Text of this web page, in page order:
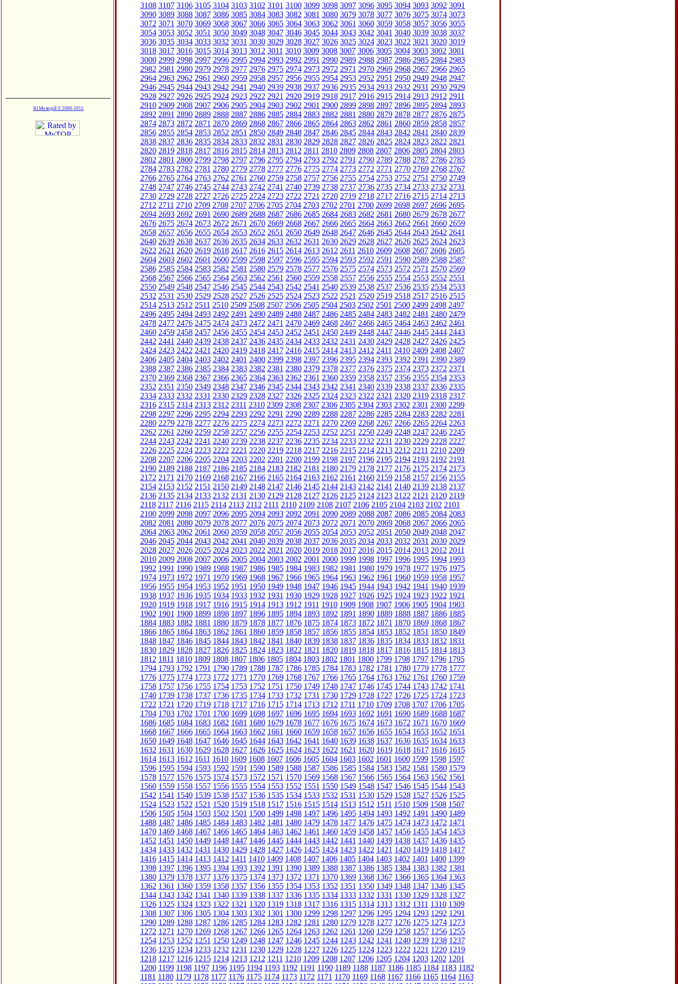
Ю.Молодій © 2000-2015
3108 3107 3106 3105 3104 3103 3102 3101 3100 3099 3098 3097 3096 3095 3094 3093 3092 3091
3090 3089 3088 3087 3086 3085 3084 3083 3082 3081 3080 3079 3078 3077 3076 3075 3074 3073
3072 3071 3070 3069 3068 3067 3066 3065 3064 3063 3062 3061 3060 3059 3058 3057 3056 3055
3054 3053 3052 3051 3050 3049 3048 3047 3046 3045 3044 3043 3042 3041 3040 3039 3038 3037
3036 3035 3034 3033 3032 3031 3030 3029 3028 3027 3026 3025 3024 3023 3022 3021 3020 3019
3018 3017 3016 3015 3014 3013 3012 3011 3010 3009 3008 3007 3006 3005 3004 3003 3002 3001
3000 2999 2998 2997 2996 2995 2994 2993 2992 2991 2990 2989 2988 2987 2986 2985 2984 2983
2982 2981 2980 2979 2978 2977 2976 2975 2974 2973 2972 2971 2970 2969 2968 2967 2966 2965
2964 2963 2962 2961 2960 2959 2958 2957 2956 2955 2954 2953 2952 2951 2950 2949 2948 2947
2946 2945 2944 2943 2942 2941 2940 2939 2938 2937 2936 2935 2934 2933 2932 2931 2930 2929
2928 2927 2926 2925 2924 2923 2922 2921 2920 2919 2918 2917 2916 2915 2914 2913 2912 2911
2910 2909 2908 2907 2906 2905 2904 2903 2902 2901 2900 2899 2898 2897 2896 2895 2894 2893
2892 2891 2890 2889 2888 2887 2886 2885 2884 2883 2882 2881 2880 2879 2878 2877 2876 2875
2874 2873 2872 2871 2870 2869 2868 2867 2866 2865 2864 2863 2862 2861 2860 2859 2858 2857
2856 2855 2854 2853 2852 2851 2850 2849 2848 2847 2846 2845 2844 2843 2842 2841 2840 2839
2838 2837 2836 2835 2834 2833 2832 2831 2830 2829 2828 2827 2826 2825 2824 2823 2822 2821
2820 2819 2818 2817 2816 2815 2814 2813 2812 2811 2810 2809 2808 2807 2806 2805 2804 2803
2802 2801 2800 2799 2798 2797 2796 2795 2794 2793 2792 2791 2790 2789 2788 2787 2786 2785
2784 2783 2782 2781 2780 2779 2778 2777 2776 2775 2774 2773 2772 2771 2770 2769 2768 2767
2766 2765 2764 2763 2762 2761 2760 2759 2758 2757 2756 2755 2754 2753 2752 2751 2750 2749
2748 2747 2746 2745 2744 2743 2742 2741 2740 2739 2738 2737 2736 2735 2734 2733 2732 2731
2730 2729 2728 2727 2726 2725 2724 2723 2722 2721 2720 2719 2718 2717 2716 2715 2714 2713
2712 2711 2710 2709 2708 2707 2706 2705 2704 2703 2702 2701 2700 2699 2698 2697 2696 2695
2694 2693 2692 2691 2690 2689 2688 2687 2686 2685 2684 2683 2682 2681 2680 2679 2678 2677
2676 2675 2674 2673 2672 2671 2670 2669 2668 2667 2666 2665 2664 2663 2662 2661 2660 2659
2658 2657 2656 2655 2654 2653 2652 2651 2650 2649 2648 2647 2646 2645 2644 2643 2642 2641
2640 2639 2638 2637 2636 2635 2634 2633 2632 2631 2630 2629 2628 2627 2626 2625 2624 2623
2622 2621 2620 2619 2618 2617 2616 2615 2614 2613 2612 2611 2610 2609 2608 2607 2606 2605
2604 2603 2602 2601 2600 2599 2598 2597 2596 2595 2594 2593 2592 2591 2590 2589 2588 2587
2586 2585 2584 2583 2582 2581 2580 2579 2578 2577 2576 2575 2574 2573 2572 2571 2570 2569
2568 2567 2566 2565 2564 2563 2562 2561 2560 2559 2558 2557 2556 2555 2554 2553 2552 2551
2550 2549 2548 2547 2546 2545 2544 2543 2542 2541 2540 2539 2538 2537 2536 2535 2534 2533
2532 2531 2530 2529 2528 2527 2526 2525 2524 2523 2522 2521 2520 2519 2518 2517 2516 2515
2514 2513 2512 2511 2510 2509 2508 2507 2506 2505 2504 2503 2502 2501 2500 2499 2498 2497
2496 2495 2494 2493 2492 2491 2490 2489 2488 2487 2486 2485 2484 2483 2482 2481 2480 2479
2478 2477 2476 2475 2474 2473 2472 2471 2470 2469 2468 2467 2466 2465 2464 2463 2462 2461
2460 2459 2458 2457 2456 2455 2454 2453 2452 2451 2450 2449 2448 2447 2446 2445 2444 2443
2442 2441 2440 2439 2438 2437 2436 2435 2434 2433 2432 2431 2430 2429 2428 2427 2426 2425
2424 2423 2422 2421 2420 2419 2418 2417 2416 2415 2414 2413 2412 2411 2410 2409 2408 2407
2406 2405 2404 2403 2402 2401 2400 2399 2398 2397 2396 2395 2394 2393 2392 2391 2390 2389
2388 2387 2386 2385 2384 2383 2382 2381 2380 2379 2378 2377 2376 2375 2374 2373 2372 2371
2370 2369 2368 2367 2366 2365 2364 2363 2362 2361 2360 2359 2358 2357 2356 2355 2354 2353
2352 2351 2350 2349 2348 2347 2346 2345 2344 2343 2342 2341 2340 2339 2338 2337 2336 2335
2334 2333 2332 2331 2330 2329 2328 2327 2326 2325 2324 2323 2322 2321 2320 2319 2318 2317
2316 2315 2314 2313 2312 2311 2310 2309 2308 2307 2306 2305 2304 2303 2302 2301 2300 2299
2298 2297 2296 2295 2294 2293 2292 2291 2290 2289 2288 2287 2286 2285 2284 2283 2282 2281
2280 2279 2278 2277 2276 2275 2274 2273 2272 2271 2270 2269 2268 2267 2266 2265 2264 2263
2262 2261 2260 2259 2258 2257 2256 2255 2254 2253 2252 2251 2250 2249 2248 2247 2246 2245
2244 2243 2242 2241 2240 2239 2238 2237 2236 2235 2234 2233 2232 2231 2230 2229 2228 2227
2226 2225 2224 2223 2222 2221 2220 2219 2218 2217 2216 2215 2214 2213 2212 2211 2210 2209
2208 2207 2206 2205 2204 2203 2202 2201 2200 2199 2198 2197 2196 2195 2194 2193 2192 2191
2190 2189 2188 2187 2186 2185 2184 2183 2182 2181 2180 2179 2178 2177 2176 2175 2174 2173
2172 2171 2170 2169 2168 2167 2166 2165 2164 2163 2162 2161 2160 2159 2158 2157 2156 2155
2154 2153 2152 2151 2150 2149 2148 2147 2146 2145 2144 2143 2142 2141 2140 2139 2138 2137
2136 2135 2134 2133 2132 2131 2130 2129 2128 2127 2126 2125 2124 2123 2122 2121 2120 2119
2118 2117 2116 2115 2114 2113 2112 2111 2110 2109 2108 2107 2106 2105 2104 2103 2102 2101
2100 2099 2098 2097 2096 2095 2094 2093 2092 2091 2090 2089 2088 2087 2086 2085 2084 2083
2082 2081 2080 2079 2078 2077 2076 2075 2074 2073 2072 2071 2070 2069 2068 2067 2066 2065
2064 2063 2062 2061 2060 2059 2058 2057 2056 2055 2054 2053 2052 2051 2050 2049 2048 2047
2046 2045 2044 2043 2042 2041 2040 2039 2038 2037 2036 2035 2034 2033 2032 2031 2030 2029
2028 2027 2026 2025 2024 2023 2022 2021 2020 2019 2018 2017 2016 2015 2014 2013 2012 2011
2010 2009 2008 2007 2006 2005 2004 2003 2002 2001 2000 1999 1998 1997 1996 1995 1994 1993
1992 1991 1990 1989 1988 1987 1986 1985 1984 1983 1982 1981 1980 1979 1978 1977 1976 1975
1974 1973 1972 1971 1970 1969 1968 1967 1966 1965 1964 1963 1962 1961 1960 1959 1958 1957
1956 1955 1954 1953 1952 1951 1950 1949 1948 1947 1946 1945 1944 1943 1942 1941 1940 1939
1938 1937 1936 1935 1934 1933 1932 1931 1930 1929 1928 1927 1926 1925 1924 1923 1922 1921
1920 1919 1918 1917 1916 1915 1914 1913 1912 1911 1910 1909 1908 1907 1906 1905 1904 1903
1902 1901 1900 1899 1898 1897 1896 1895 1894 1893 1892 1891 1890 1889 1888 1887 1886 1885
1884 1883 1882 1881 1880 1879 1878 1877 1876 1875 1874 1873 1872 1871 1870 1869 1868 1867
1866 1865 1864 1863 1862 1861 1860 1859 1858 1857 1856 1855 1854 1853 1852 1851 1850 1849
1848 1847 1846 1845 1844 1843 1842 1841 1840 1839 1838 1837 1836 1835 1834 1833 1832 1831
1830 1829 1828 1827 1826 1825 1824 1823 1822 1821 1820 1819 1818 1817 1816 1815 1814 1813
1812 1811 1810 1809 1808 1807 1806 1805 1804 1803 1802 1801 1800 1799 1798 1797 1796 1795
1794 1793 1792 1791 1790 1789 1788 1787 1786 1785 1784 1783 1782 1781 1780 1779 1778 1777
1776 1775 1774 1773 1772 1771 1770 1769 1768 1767 1766 1765 1764 1763 1762 1761 1760 1759
1758 1757 1756 1755 1754 1753 1752 1751 1750 1749 1748 1747 1746 1745 1744 1743 1742 1741
1740 1739 1738 1737 1736 1735 1734 1733 1732 1731 1730 1729 1728 1727 1726 1725 1724 1723
1722 1721 1720 1719 1718 1717 1716 1715 1714 1713 1712 1711 1710 1709 1708 1707 1706 1705
1704 1703 1702 1701 1700 1699 1698 1697 1696 1695 1694 1693 1692 1691 1690 1689 1688 1687
1686 1685 1684 1683 1682 1681 1680 1679 1678 1677 1676 1675 1674 1673 1672 1671 1670 1669
1668 1667 1666 1665 1664 1663 1662 1661 1660 1659 1658 1657 1656 1655 1654 1653 1652 1651
1650 1649 1648 1647 1646 1645 1644 1643 1642 1641 1640 1639 1638 1637 1636 1635 1634 1633
1632 1631 1630 1629 1628 1627 1626 1625 1624 1623 1622 1621 1620 1619 1618 1617 1616 1615
1614 1613 1612 1611 1610 1609 1608 1607 1606 1605 1604 1603 1602 1601 1600 1599 1598 1597
1596 1595 1594 1593 1592 1591 1590 1589 1588 1587 1586 1585 1584 1583 1582 1581 1580 1579
1578 1577 1576 1575 1574 1573 1572 1571 1570 1569 1568 1567 1566 1565 1564 1563 1562 1561
1560 1559 1558 1557 1556 1555 1554 1553 1552 1551 1550 1549 1548 1547 1546 1545 1544 1543
1542 1541 1540 1539 1538 1537 1536 1535 1534 1533 1532 1531 1530 1529 1528 1527 1526 1525
1524 1523 1522 1521 1520 1519 1518 1517 1516 1515 1514 1513 1512 1511 1510 1509 1508 1507
1506 1505 1504 1503 1502 1501 1500 1499 1498 1497 1496 1495 1494 1493 1492 1491 1490 1489
1488 1487 1486 1485 1484 1483 1482 1481 1480 1479 1478 1477 1476 1475 1474 1473 1472 1471
1470 1469 1468 1467 1466 1465 1464 1463 1462 1461 1460 1459 1458 1457 1456 1455 1454 1453
1452 1451 1450 1449 1448 1447 1446 1445 1444 1443 1442 1441 1440 1439 1438 1437 1436 1435
1434 1433 1432 1431 1430 1429 1428 1427 1426 1425 1424 1423 1422 1421 1420 1419 1418 1417
1416 1415 1414 1413 1412 1411 1410 1409 1408 1407 1406 1405 1404 1403 1402 1401 1400 1399
1398 1397 1396 1395 1394 1393 1392 1391 1390 1389 1388 1387 1386 1385 1384 1383 1382 1381
1380 1379 1378 1377 1376 1375 1374 1373 1372 1371 1370 1369 1368 1367 1366 1365 1364 1363
1362 1361 1360 1359 1358 1357 1356 1355 1354 1353 1352 1351 1350 1349 1348 1347 1346 1345
1344 1343 1342 1341 1340 1339 1338 1337 1336 1335 1334 1333 1332 1331 1330 1329 1328 1327
1326 1325 1324 1323 1322 1321 1320 1319 1318 1317 1316 1315 1314 1313 1312 1311 1310 1309
1308 1307 1306 1305 1304 1303 1302 1301 1300 1299 1298 1297 1296 1295 1294 1293 1292 1291
1290 1289 1288 1287 1286 1285 1284 1283 1282 1281 1280 1279 1278 1277 1276 1275 1274 1273
1272 1271 1270 1269 1268 1267 1266 1265 1264 1263 1262 1261 1260 1259 1258 1257 1256 1255
1254 1253 1252 1251 1250 1249 1248 1247 1246 1245 1244 1243 1242 1241 1240 1239 1238 1237
1236 1235 1234 1233 1232 1231 1230 1229 1228 1227 1226 1225 1224 1223 1222 1221 1220 1219
1218 1217 1216 1215 1214 1213 1212 1211 1210 1209 1208 1207 1206 1205 1204 1203 1202 1201
1200 1199 1198 1197 1196 1195 1194 1193 1192 1191 1190 1189 1188 1187 1186 1185 1184 1183 1182
1181 1180 1179 1178 1177 1176 1175 1174 1173 1172 1171 1170 1169 1168 1167 1166 1165 1164 1163